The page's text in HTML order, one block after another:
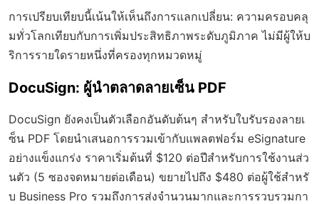
การเปรียบเทียบนี้เน้นให้เห็นถึงการแลกเปลี่ยน: ความครอบคลุ
มทั่วโลกเทียบกับการเพิ่มประสิทธิภาพระดับภูมิภาค ไม่มีผู้ให้บ
ริการรายใดรายหนึ่งที่ครองทุกหมวดหมู่
DocuSign: ผู้นำตลาดลายเซ็น PDF
DocuSign ยังคงเป็นตัวเลือกอันดับต้นๆ สำหรับใบรับรองลายเ
ซ็น PDF โดยนำเสนอการรวมเข้ากับแพลตฟอร์ม eSignature
อย่างแข็งแกร่ง ราคาเริ่มต้นที่ $120 ต่อปีสำหรับการใช้งานส่ว
นตัว (5 ซองจดหมายต่อเดือน) ขยายไปถึง $480 ต่อผู้ใช้สำหรั
บ Business Pro รวมถึงการส่งจำนวนมากและการรวบรวมกา